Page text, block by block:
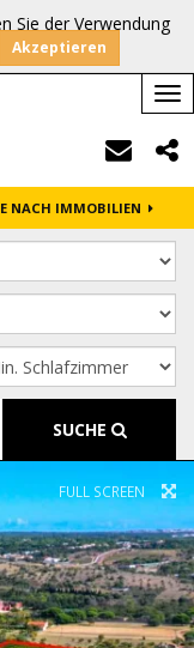
Sie der Verwendung
Akzeptieren
NACH IMMOBILIEN
SUCHE
FULL SCREEN